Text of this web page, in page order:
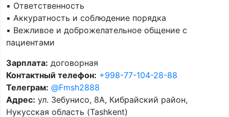
▪️ Ответственность
▪️ Аккуратность и соблюдение порядка
▪️ Вежливое и доброжелательное общение с
пациентами
Зарплата: договорная
Контактный телефон: +998-77-104-28-88
Телеграм: @Fmsh2888
Адрес: ул. Зебунисо, 8A, Кибрайский район,
Нукусская область (Tashkent)